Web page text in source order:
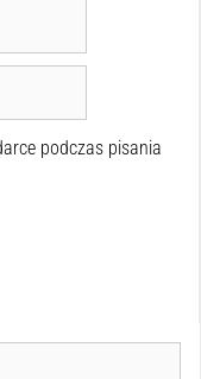
podczas pisania